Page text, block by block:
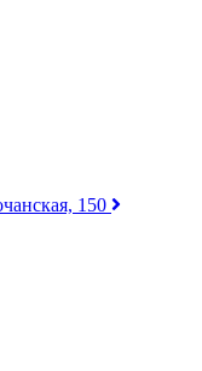
150